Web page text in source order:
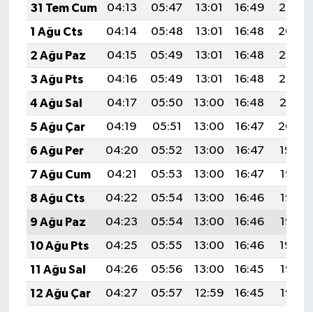
31 Tem Cum
04:13 05:47 13:01 16:49
20:05
1 Ağu Cts
04:14 05:48 13:01 16:48
20:04
2 Ağu Paz
04:15 05:49 13:01 16:48
20:03
3 Ağu Pts
04:16 05:49 13:01 16:48
20:02
4 Ağu Sal
04:17 05:50 13:00 16:48
20:01
5 Ağu Çar
04:19 05:51 13:00 16:47
20:00
6 Ağu Per
04:20 05:52 13:00 16:47
19:59
7 Ağu Cum
04:21 05:53 13:00 16:47
19:58
8 Ağu Cts
04:22 05:54 13:00 16:46
19:57
9 Ağu Paz
04:23 05:54 13:00 16:46
19:55
10 Ağu Pts
04:25 05:55 13:00 16:46
19:54
11 Ağu Sal
04:26 05:56 13:00 16:45
19:53
12 Ağu Çar
04:27 05:57 12:59 16:45
19:52